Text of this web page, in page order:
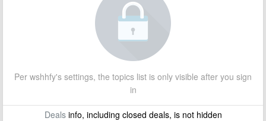
Per wshhfy's settings, the topics list is only visible after you sign
in
Dealsinfo, including closed deals, is not hidden